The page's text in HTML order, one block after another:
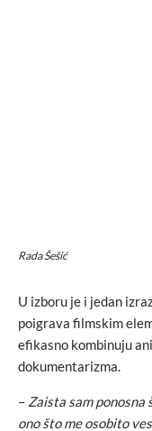
Rada Šešić
U izboru je i jedan
poigrava filmskim
efikasno kombinuju
dokumentarizma.
– Zaista sam
ono što me osobito